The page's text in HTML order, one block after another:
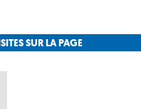
SUR LA PAGE